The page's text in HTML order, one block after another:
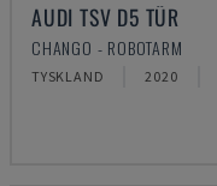
AUDI TSV D5 TÜR
CHANGO - ROBOTARM
TYSKLAND 2020